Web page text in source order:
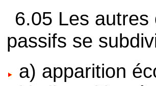
6.05 Les autres
passifs se
a) apparition